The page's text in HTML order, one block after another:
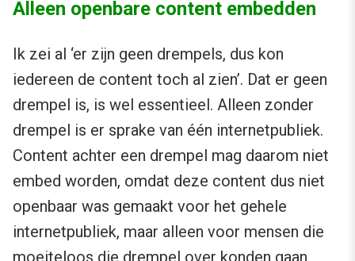
Alleen openbare content embedden
Ik zei al ‘er zijn geen drempels, dus kon
iedereen de content toch al zien’. Dat er geen
drempel is, is wel essentieel. Alleen zonder
drempel is er sprake van één internetpubliek.
Content achter een drempel mag daarom niet
embed worden, omdat deze content dus niet
openbaar was gemaakt voor het gehele
internetpubliek, maar alleen voor mensen die